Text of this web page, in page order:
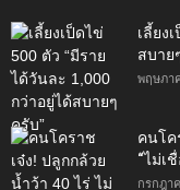
เลี้ยง
สบาย
พฤษภา
คนโค
“ไม่เ
กรกฎา